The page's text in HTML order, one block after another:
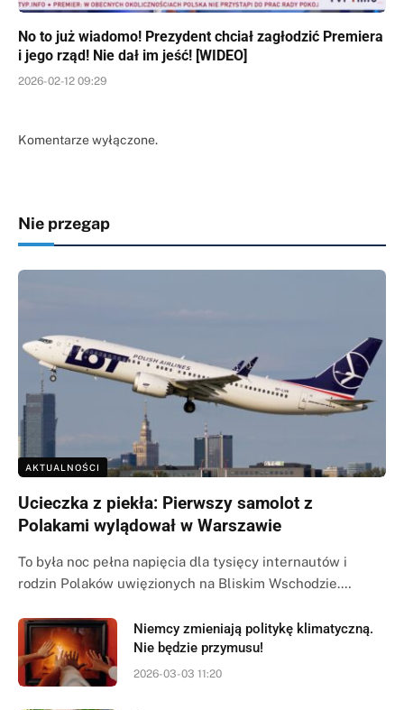
No to już wiadomo! Prezydent chciał zagłodzić Premiera
i jego rząd! Nie dał im jeść! [WIDEO]
2026-02-12 09:29
Komentarze wyłączone.
Nie przegap
AKTUALNOŚCI
Ucieczka z piekła: Pierwszy samolot z
Polakami wylądował w Warszawie
To była noc pełna napięcia dla tysięcy internautów i
rodzin Polaków uwięzionych na Bliskim Wschodzie.…
Niemcy zmieniają politykę klimatyczną.
Nie będzie przymusu!
2026-03-03 11:20